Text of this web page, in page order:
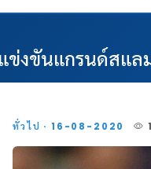
ข่งขันแกรนด์สแล
ทั่วไป · 16-08-2020